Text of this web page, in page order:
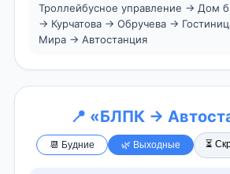
Троллейбусное управление → Дом
→ Курчатова → Обручева →
Мира → Автостанция
📍 «БЛПК →
📆 Будние 🌿 Выходные ⏳